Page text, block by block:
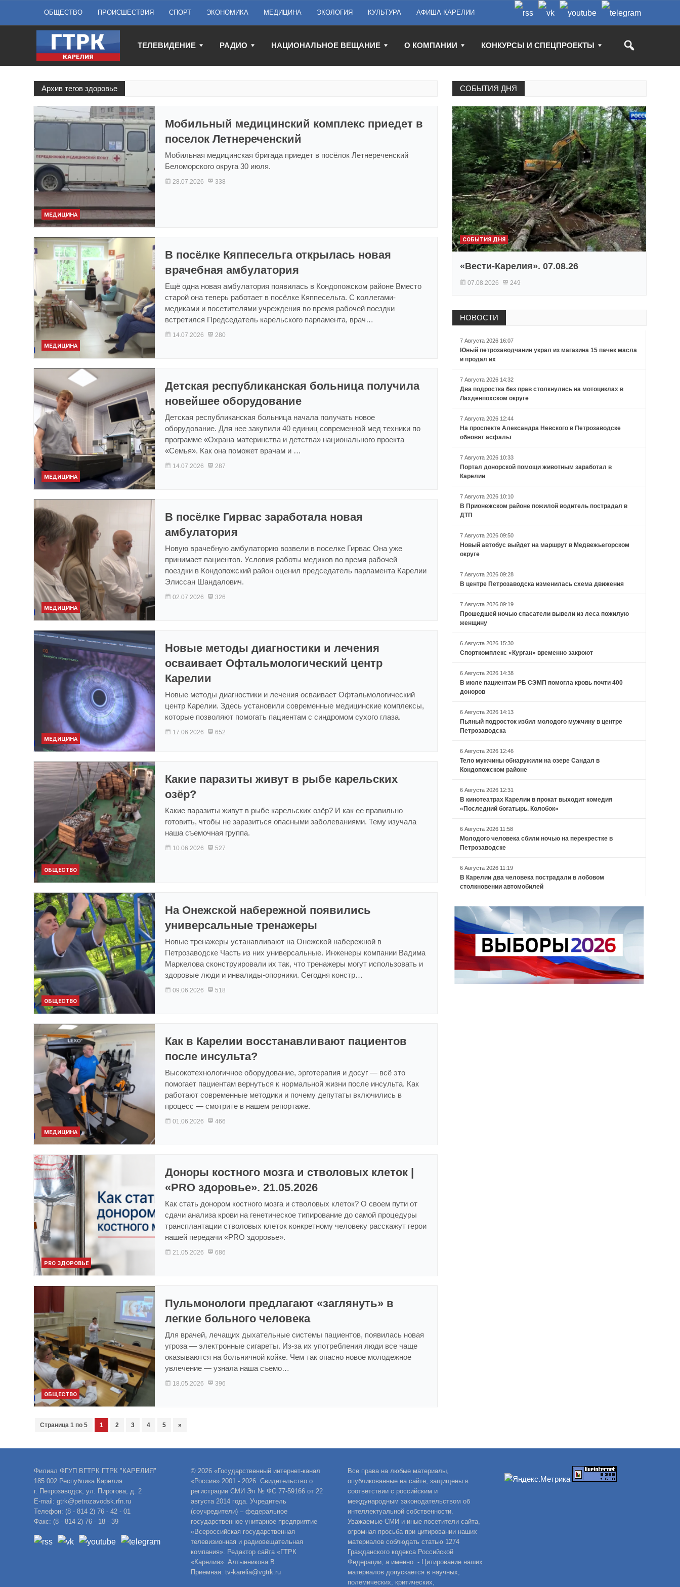
ОБЩЕСТВО ПРОИСШЕСТВИЯ СПОРТ ЭКОНОМИКА МЕДИЦИНА ЭКОЛОГИЯ КУЛЬТУРА АФИША КАРЕЛИИ
ТЕЛЕВИДЕНИЕ РАДИО НАЦИОНАЛЬНОЕ ВЕЩАНИЕ О КОМПАНИИ КОНКУРСЫ И СПЕЦПРОЕКТЫ
Архив тегов здоровье
МЕДИЦИНА
Мобильный медицинский комплекс приедет в
поселок Летнереченский
Мобильная медицинская бригада приедет в посёлок Летнереченский
Беломорского округа 30 июля.
28.07.2026 338
МЕДИЦИНА
В посёлке Кяппесельга открылась новая
врачебная амбулатория
Ещё одна новая амбулатория появилась в Кондопожском районе Вместо
старой она теперь работает в посёлке Кяппесельга. С коллегами-
медиками и посетителями учреждения во время рабочей поездки
встретился Председатель карельского парламента, врач…
14.07.2026 280
МЕДИЦИНА
Детская республиканская больница получила
новейшее оборудование
Детская республиканская больница начала получать новое
оборудование. Для нее закупили 40 единиц современной мед техники по
программе «Охрана материнства и детства» национального проекта
«Семья». Как она поможет врачам и …
14.07.2026 287
МЕДИЦИНА
В посёлке Гирвас заработала новая
амбулатория
Новую врачебную амбулаторию возвели в поселке Гирвас Она уже
принимает пациентов. Условия работы медиков во время рабочей
поездки в Кондопожский район оценил председатель парламента Карелии
Элиссан Шандалович.
02.07.2026 326
МЕДИЦИНА
Новые методы диагностики и лечения
осваивает Офтальмологический центр
Карелии
Новые методы диагностики и лечения осваивает Офтальмологический
центр Карелии. Здесь установили современные медицинские комплексы,
которые позволяют помогать пациентам с синдромом сухого глаза.
17.06.2026 652
ОБЩЕСТВО
Какие паразиты живут в рыбе карельских
озёр?
Какие паразиты живут в рыбе карельских озёр? И как ее правильно
готовить, чтобы не заразиться опасными заболеваниями. Тему изучала
наша съемочная группа.
10.06.2026 527
ОБЩЕСТВО
На Онежской набережной появились
универсальные тренажеры
Новые тренажеры устанавливают на Онежской набережной в
Петрозаводске Часть из них универсальные. Инженеры компании Вадима
Маркелова сконструировали их так, что тренажеры могут использовать и
здоровые люди и инвалиды-опорники. Сегодня констр…
09.06.2026 518
МЕДИЦИНА
Как в Карелии восстанавливают пациентов
после инсульта?
Высокотехнологичное оборудование, эрготерапия и досуг — всё это
помогает пациентам вернуться к нормальной жизни после инсульта. Как
работают современные методики и почему депутаты включились в
процесс — смотрите в нашем репортаже.
01.06.2026 466
PRO ЗДОРОВЬЕ
Доноры костного мозга и стволовых клеток |
«PRO здоровье». 21.05.2026
Как стать донором костного мозга и стволовых клеток? О своем пути от
сдачи анализа крови на генетическое типирование до самой процедуры
трансплантации стволовых клеток конкретному человеку расскажут герои
нашей передачи «PRO здоровье».
21.05.2026 686
ОБЩЕСТВО
Пульмонологи предлагают «заглянуть» в
легкие больного человека
Для врачей, лечащих дыхательные системы пациентов, появилась новая
угроза — электронные сигареты. Из-за их употребления люди все чаще
оказываются на больничной койке. Чем так опасно новое молодежное
увлечение — узнала наша съемо…
18.05.2026 396
Страница 1 по 5 1 2 3 4 5 »
СОБЫТИЯ ДНЯ
СОБЫТИЯ ДНЯ
«Вести-Карелия». 07.08.26
07.08.2026 249
НОВОСТИ
7 Августа 2026 16:07
Юный петрозаводчанин украл из магазина 15 пачек масла
и продал их
7 Августа 2026 14:32
Два подростка без прав столкнулись на мотоциклах в
Лахденпохском округе
7 Августа 2026 12:44
На проспекте Александра Невского в Петрозаводске
обновят асфальт
7 Августа 2026 10:33
Портал донорской помощи животным заработал в
Карелии
7 Августа 2026 10:10
В Прионежском районе пожилой водитель пострадал в
ДТП
7 Августа 2026 09:50
Новый автобус выйдет на маршрут в Медвежьегорском
округе
7 Августа 2026 09:28
В центре Петрозаводска изменилась схема движения
7 Августа 2026 09:19
Прошедшей ночью спасатели вывели из леса пожилую
женщину
6 Августа 2026 15:30
Спорткомплекс «Курган» временно закроют
6 Августа 2026 14:38
В июле пациентам РБ СЭМП помогла кровь почти 400
доноров
6 Августа 2026 14:13
Пьяный подросток избил молодого мужчину в центре
Петрозаводска
6 Августа 2026 12:46
Тело мужчины обнаружили на озере Сандал в
Кондопожском районе
6 Августа 2026 12:31
В кинотеатрах Карелии в прокат выходит комедия
«Последний богатырь. Колобок»
6 Августа 2026 11:58
Молодого человека сбили ночью на перекрестке в
Петрозаводске
6 Августа 2026 11:19
В Карелии два человека пострадали в лобовом
столкновении автомобилей
Филиал ФГУП ВГТРК ГТРК "КАРЕЛИЯ"
185 002 Республика Карелия
г. Петрозаводск, ул. Пирогова, д. 2
E-mail: gtrk@petrozavodsk.rfn.ru
Телефон: (8 - 814 2) 76 - 42 - 01
Факс: (8 - 814 2) 76 - 18 - 39
© 2026 «Государственный интернет-канал
«Россия» 2001 - 2026. Свидетельство о
регистрации СМИ Эл № ФС 77-59166 от 22
августа 2014 года. Учредитель
(соучредители) – федеральное
государственное унитарное предприятие
«Всероссийская государственная
телевизионная и радиовещательная
компания». Редактор сайта «ГТРК
«Карелия»: Алтынникова В.
Приемная: tv-karelia@vgtrk.ru
Все права на любые материалы,
опубликованные на сайте, защищены в
соответствии с российским и
международным законодательством об
интеллектуальной собственности.
Уважаемые СМИ и иные посетители сайта,
огромная просьба при цитировании наших
материалов соблюдать статью 1274
Гражданского кодекса Российской
Федерации, а именно: - Цитирование наших
материалов допускается в научных,
полемических, критических,